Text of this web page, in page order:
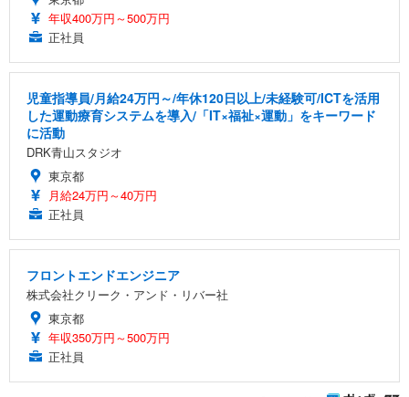
年収400万円～500万円
正社員
児童指導員/月給24万円～/年休120日以上/未経験可/ICTを活用
した運動療育システムを導入/「IT×福祉×運動」をキーワード
に活動
DRK青山スタジオ
東京都
月給24万円～40万円
正社員
フロントエンドエンジニア
株式会社クリーク・アンド・リバー社
東京都
年収350万円～500万円
正社員